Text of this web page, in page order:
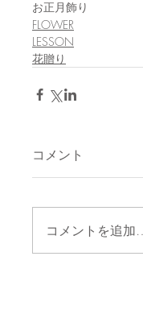
お正月飾り
FLOWER
LESSON
花贈り
コメント
コメントを追加